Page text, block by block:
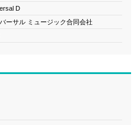
D
ーサル ミュージック合同会社